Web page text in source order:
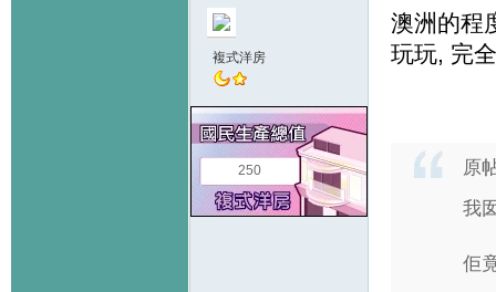
複式洋房
250
澳洲的程
玩玩, 完
原
我
佢